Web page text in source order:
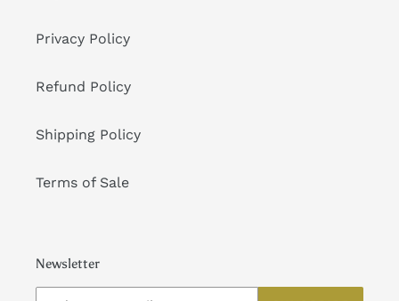
Privacy Policy
Refund Policy
Shipping Policy
Terms of Sale
Newsletter